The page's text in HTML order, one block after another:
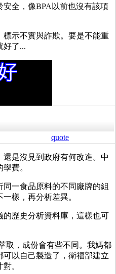
全，像BPA以前也沒有該項
示不實與詐欺。要是不能重
好了...
quote
是沒見到政府有何改進。中
費。
一食品原料的不同廠牌的組
樣，再分析差異。
的歷史分析資料庫，這樣也可
取，成份會有些不同。我媽都
以自己製造了，衛福部建立
。